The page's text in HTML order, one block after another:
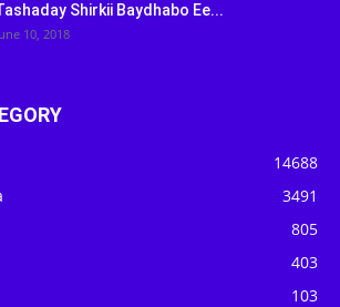
Shirkii Baydhabo Ee...
10, 2018
14688
3491
805
403
103